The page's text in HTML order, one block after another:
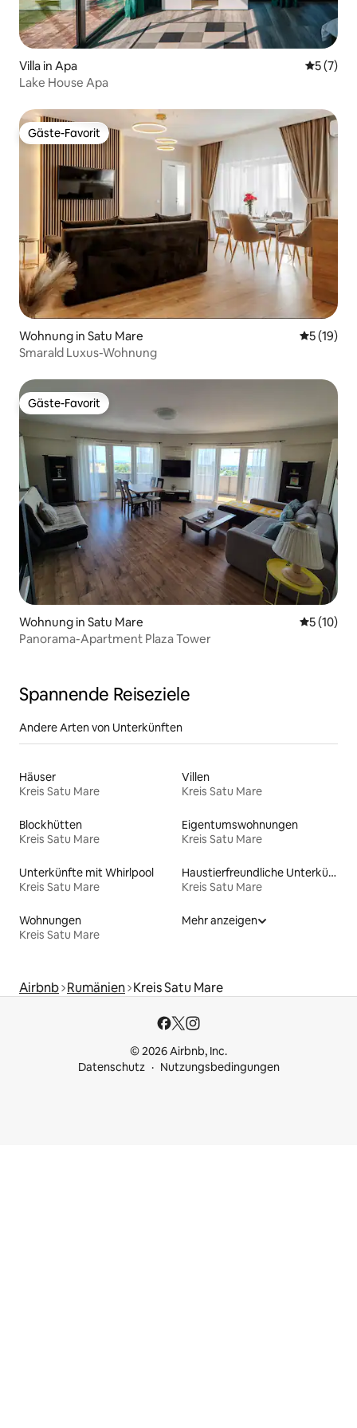
Villa in Apa
5 (7)
Lake House Apa
Gäste-Favorit
Gäste-Favorit
Wohnung in Satu Mare
5 (19)
Smarald Luxus-Wohnung
Gäste-Favorit
Gäste-Favorit
Wohnung in Satu Mare
5 (10)
Panorama-Apartment Plaza Tower
Spannende Reiseziele
Andere Arten von Unterkünften
Häuser
Kreis Satu Mare
Villen
Kreis Satu Mare
Blockhütten
Kreis Satu Mare
Eigentumswohnungen
Kreis Satu Mare
Unterkünfte mit Whirlpool
Kreis Satu Mare
Haustierfreundliche Unterkünfte
Kreis Satu Mare
Wohnungen
Kreis Satu Mare
Mehr anzeigen
Airbnb Rumänien Kreis Satu Mare
© 2026 Airbnb, Inc.
Datenschutz
Nutzungsbedingungen